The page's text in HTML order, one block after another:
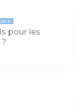
pour les